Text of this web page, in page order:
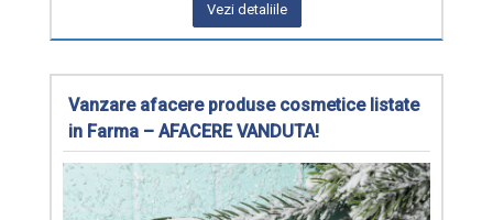
Vezi detaliile
Vanzare afacere produse cosmetice listate
in Farma – AFACERE VANDUTA!